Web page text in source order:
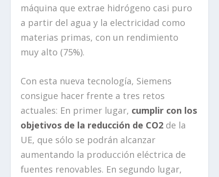
máquina que extrae hidrógeno casi puro
a partir del agua y la electricidad como
materias primas, con un rendimiento
muy alto (75%).
Con esta nueva tecnología, Siemens
consigue hacer frente a tres retos
actuales: En primer lugar, cumplir con los
objetivos de la reducción de CO2 de la
UE, que sólo se podrán alcanzar
aumentando la producción eléctrica de
fuentes renovables. En segundo lugar,